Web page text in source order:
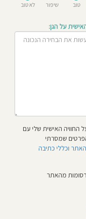
טוב
שיפור
לא טוב
על הגן:
החוויה האישית שלי עם
שמסרתי
האתר וכללי כתיבה
מהאתר